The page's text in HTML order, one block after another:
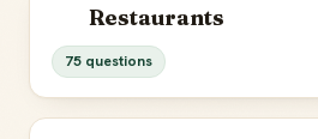
Restaurants
75 questions